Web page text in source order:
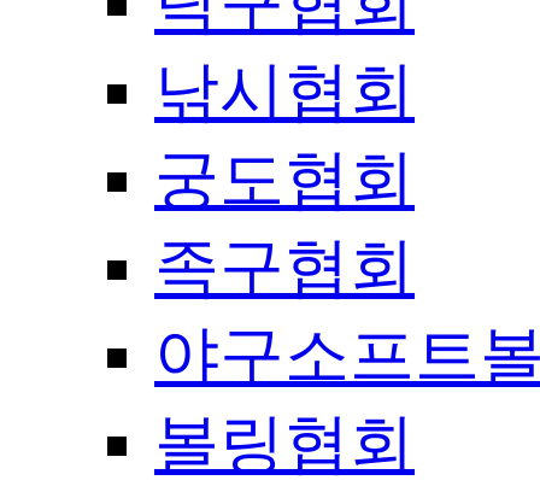
낚시협회
궁도협회
족구협회
야구소프트
볼링협회